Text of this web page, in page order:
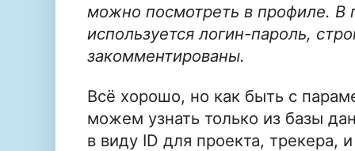
можно посмотреть в профиле.
используется логин-пароль,
закомментированы.
Всё хорошо, но как быть с
можем узнать только из базы
в виду ID для проекта, трекера,